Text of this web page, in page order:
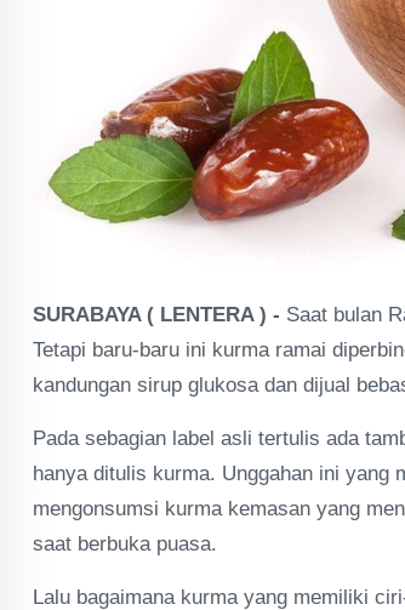
SURABAYA ( LENTERA ) - Saat bulan
Tetapi baru-baru ini kurma ramai
kandungan sirup glukosa dan dijual
Pada sebagian label asli tertulis ada
hanya ditulis kurma. Unggahan ini yang
mengonsumsi kurma kemasan yang
saat berbuka puasa.
Lalu bagaimana kurma yang memiliki